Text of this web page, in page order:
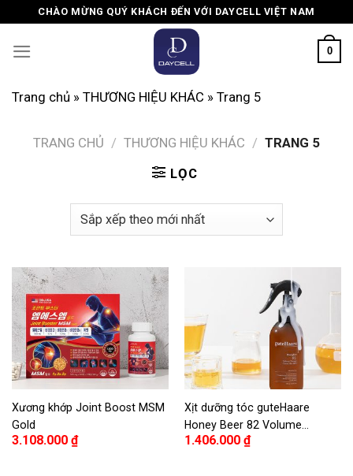
content
CHÀO MỪNG QUÝ KHÁCH ĐẾN VỚI DAYCELL VIỆT NAM
0
Trang chủ » THƯƠNG HIỆU KHÁC » Trang 5
TRANG CHỦ / THƯƠNG HIỆU KHÁC / TRANG 5
LỌC
Xương khớp Joint Boost MSM
Gold
3.108.000 ₫
Xịt dưỡng tóc guteHaare
Honey Beer 82 Volume
Therapy Cream Hair Mist
1.406.000 ₫